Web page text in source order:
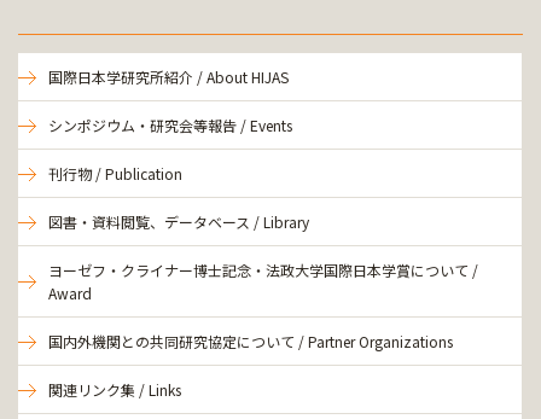
国際日本学研究所紹介 / About HIJAS
シンポジウム・研究会等報告 / Events
刊行物 / Publication
図書・資料閲覧、データベース / Library
ヨーゼフ・クライナー博士記念・法政大学国際日本学賞について /
Award
国内外機関との共同研究協定について / Partner Organizations
関連リンク集 / Links